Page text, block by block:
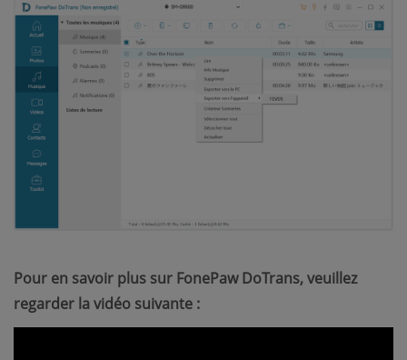
Pour en savoir plus sur FonePaw DoTrans, veuillez
regarder la vidéo suivante :